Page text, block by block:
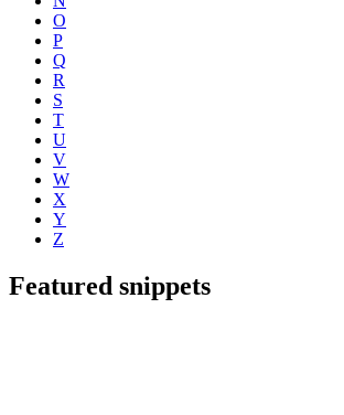
O
P
Q
R
S
T
U
V
W
X
Y
Z
Featured snippets